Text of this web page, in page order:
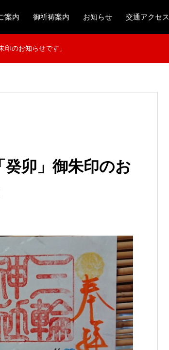
案内 御祈祷案内 お知らせ 交通アクセス
印のお知らせです」
癸卯」御朱印のお